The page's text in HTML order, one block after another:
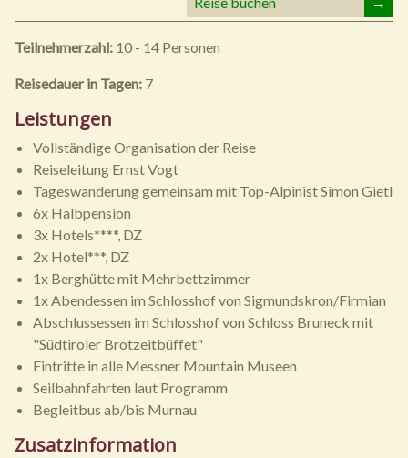
Teilnehmerzahl: 10 - 14 Personen
Reisedauer in Tagen: 7
Leistungen
Vollständige Organisation der Reise
Reiseleitung Ernst Vogt
Tageswanderung gemeinsam mit Top-Alpinist Simon Gietl
6x Halbpension
3x Hotels****, DZ
2x Hotel***, DZ
1x Berghütte mit Mehrbettzimmer
1x Abendessen im Schlosshof von Sigmundskron/Firmian
Abschlussessen im Schlosshof von Schloss Bruneck mit
"Südtiroler Brotzeitbüffet"
Eintritte in alle Messner Mountain Museen
Seilbahnfahrten laut Programm
Begleitbus ab/bis Murnau
Zusatzinformation